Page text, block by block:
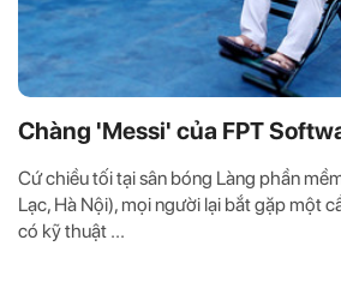
Chàng 'Messi' của FPT
Cứ chiều tối tại sân bóng Làng phần
Lạc, Hà Nội), mọi người lại bắt gặp một
có kỹ thuật ...